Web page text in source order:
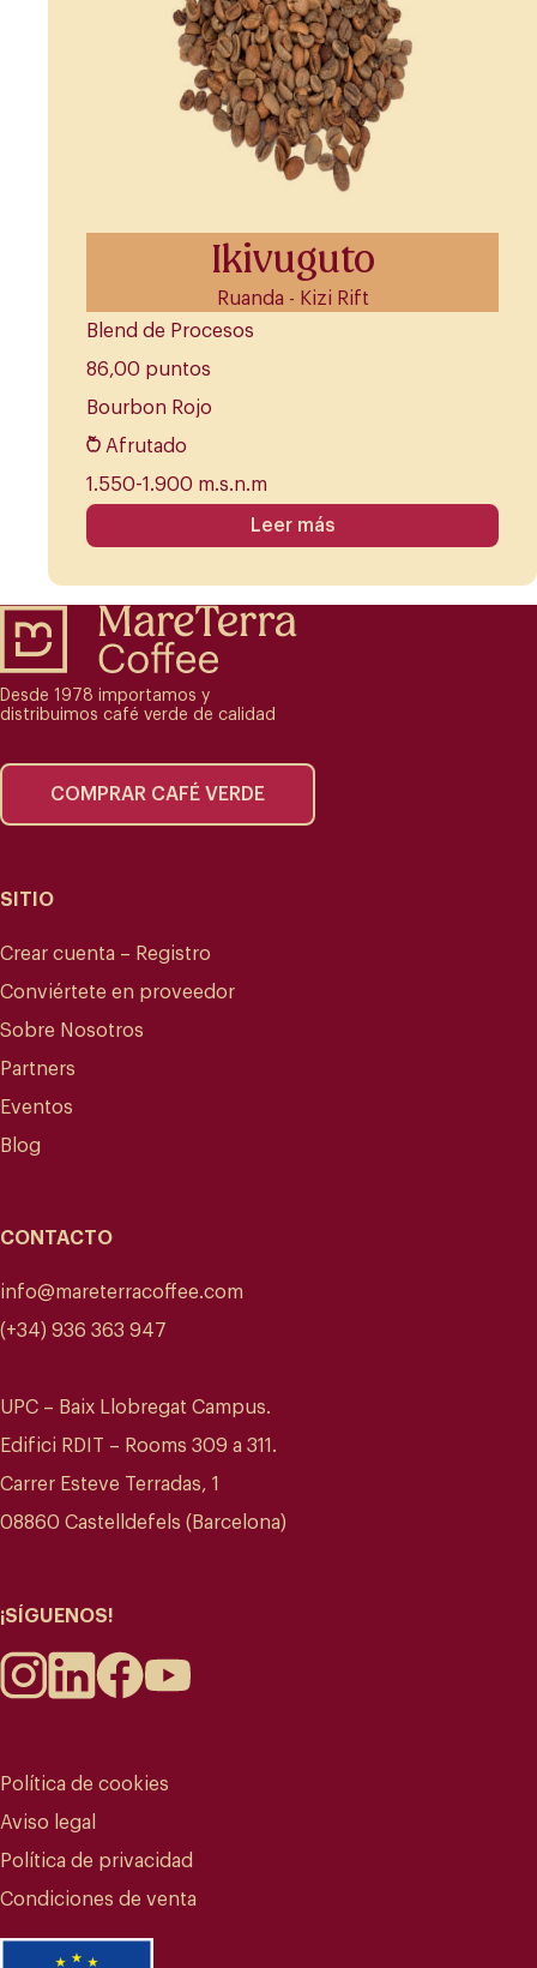
Ikivuguto
Ruanda - Kizi Rift
Blend de Procesos
86,00 puntos
Bourbon Rojo
Afrutado
1.550-1.900 m.s.n.m
Leer más
Desde 1978 importamos y
distribuimos café verde de calidad
COMPRAR CAFÉ VERDE
SITIO
Crear cuenta – Registro
Conviértete en proveedor
Sobre Nosotros
Partners
Eventos
Blog
CONTACTO
info@mareterracoffee.com
(+34) 936 363 947
UPC – Baix Llobregat Campus.
Edifici RDIT – Rooms 309 a 311.
Carrer Esteve Terradas, 1
08860 Castelldefels (Barcelona)
¡SÍGUENOS!
Política de cookies
Aviso legal
Política de privacidad
Condiciones de venta